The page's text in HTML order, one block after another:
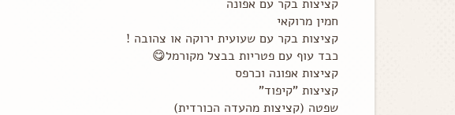
קציצות בקר עם אפונה
חמין מרוקאי
קציצות בקר עם שעועית ירוקה או צהובה !
כבד עוף עם פטריות בבצל מקורמל😋
קציצות אפונה וכרפס
קציצות "קיפוד"
שפטה (קציצות מהעדה הכורדית)